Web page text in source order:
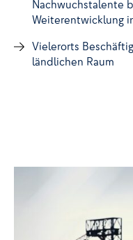
Nachwuchstalente
Weiterentwicklung
Vielerorts
ländlichen Raum